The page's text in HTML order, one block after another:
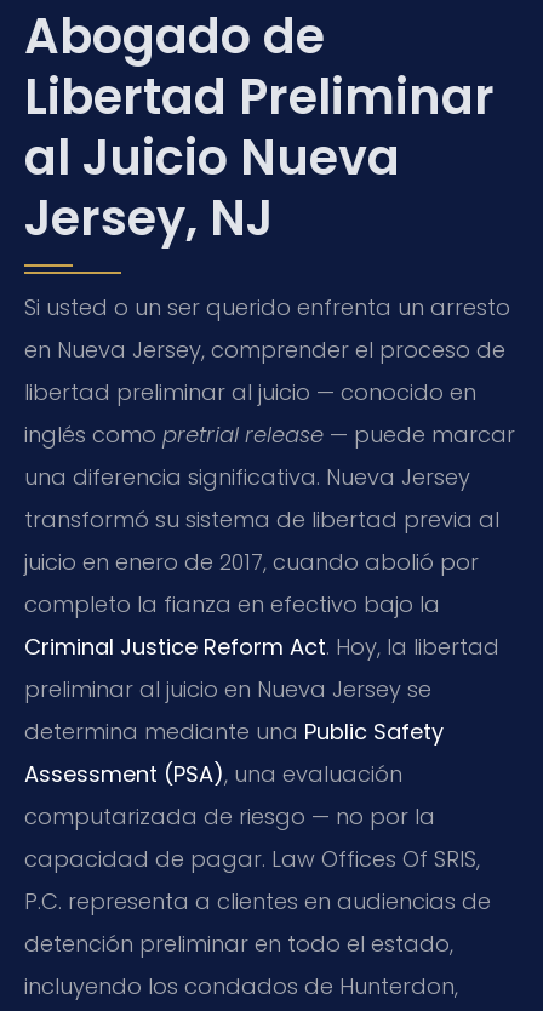
Abogado de
Libertad Preliminar
al Juicio Nueva
Jersey, NJ
Si usted o un ser querido enfrenta un arresto
en Nueva Jersey, comprender el proceso de
libertad preliminar al juicio — conocido en
inglés como pretrial release — puede marcar
una diferencia significativa. Nueva Jersey
transformó su sistema de libertad previa al
juicio en enero de 2017, cuando abolió por
completo la fianza en efectivo bajo la
Criminal Justice Reform Act. Hoy, la libertad
preliminar al juicio en Nueva Jersey se
determina mediante una Public Safety
Assessment (PSA), una evaluación
computarizada de riesgo — no por la
capacidad de pagar. Law Offices Of SRIS,
P.C. representa a clientes en audiencias de
detención preliminar en todo el estado,
incluyendo los condados de Hunterdon,